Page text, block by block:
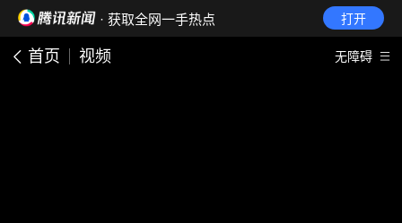
· 获取全网一手热点 打开
首页 视频 无障碍